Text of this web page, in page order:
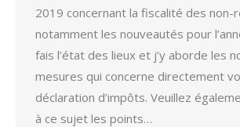
2019 concernant la fiscalité des
notamment les nouveautés pour
fais l’état des lieux et j’y aborde les
mesures qui concerne directement
déclaration d’impôts. Veuillez
à ce sujet les points…